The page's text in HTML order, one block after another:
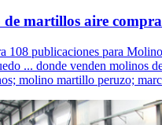
de martillos aire
108 publicaciones para
... donde venden molinos
molino martillo peruzo;